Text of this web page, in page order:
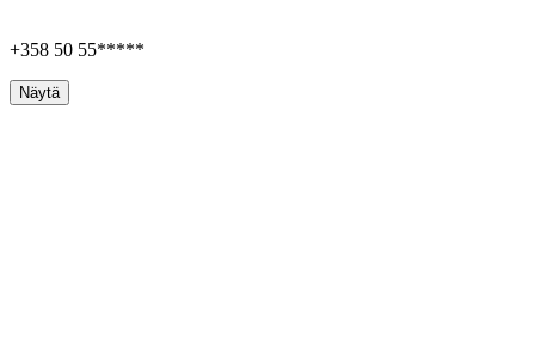
+358 50 55*****
Näytä